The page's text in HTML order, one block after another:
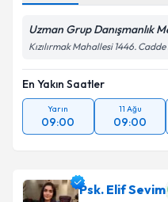
Uzman Grup Danışmanlık
Kızılırmak Mahallesi 1446.
En Yakın Saatler
Yarın
09:00
11 Ağu
09:00
Psk. Elif Sevim